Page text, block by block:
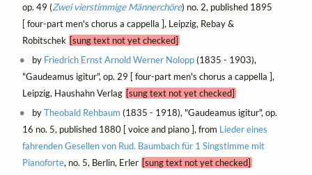
op. 49 (Zwei vierstimmige Männerchöre) no. 2, published 1895
[ four-part men's chorus a cappella ], Leipzig, Rebay &
Robitschek [sung text not yet checked]
by Friedrich Ernst Arnold Werner Nolopp(1835 - 1903),
"Gaudeamus igitur", op. 29 [ four-part men's chorus a cappella ],
Leipzig, Haushahn Verlag [sung text not yet checked]
byTheobald Rehbaum (1835 - 1918), "Gaudeamus igitur", op.
16 no. 5, published 1880 [ voice and piano ], from Lieder eines
fahrenden Gesellen von Rud. Baumbach für 1 Singstimme mit
Pianoforte, no. 5, Berlin, Erler [sung text not yet checked]